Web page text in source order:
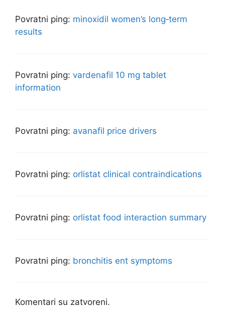
Povratni ping: minoxidil women’s long‑term
results
Povratni ping: vardenafil 10 mg tablet
information
Povratni ping: avanafil price drivers
Povratni ping: orlistat clinical contraindications
Povratni ping: orlistat food interaction summary
Povratni ping: bronchitis ent symptoms
Komentari su zatvoreni.